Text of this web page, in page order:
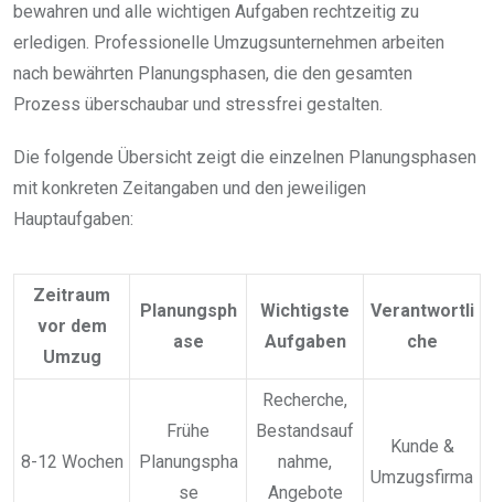
bewahren und alle wichtigen Aufgaben rechtzeitig zu
erledigen. Professionelle Umzugsunternehmen arbeiten
nach bewährten Planungsphasen, die den gesamten
Prozess überschaubar und stressfrei gestalten.
Die folgende Übersicht zeigt die einzelnen Planungsphasen
mit konkreten Zeitangaben und den jeweiligen
Hauptaufgaben:
Zeitraum
vor dem
Umzug
Planungsph
ase
Wichtigste
Aufgaben
Verantwortli
che
8-12 Wochen
Frühe
Planungspha
se
Recherche,
Bestandsauf
nahme,
Angebote
Kunde &
Umzugsfirma